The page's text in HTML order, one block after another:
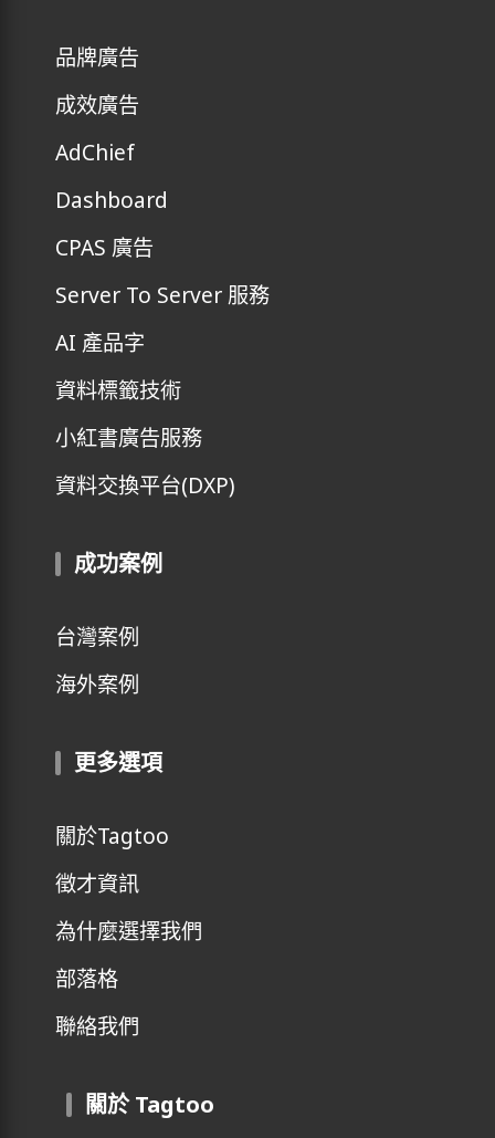
品牌廣告
成效廣告
AdChief
Dashboard
CPAS 廣告
Server To Server 服務
AI 產品字
資料標籤技術
小紅書廣告服務
資料交換平台(DXP)
成功案例
台灣案例
海外案例
更多選項
關於Tagtoo
徵才資訊
為什麼選擇我們
部落格
聯絡我們
關於 Tagtoo